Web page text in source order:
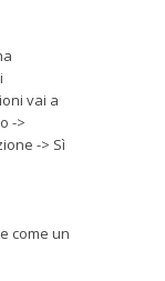
vai a
->
-> Sì
come un